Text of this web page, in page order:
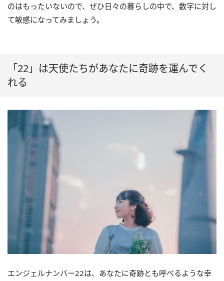
のはもったいないので、ぜひ日々の暮らしの中で、数字に対し
て敏感になってみましょう。
「22」は天使たちがあなたに奇跡を運んでく
れる
エンジェルナンバー22は、あなたに奇跡とも呼べるような幸